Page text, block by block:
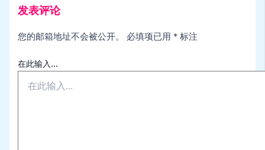
发表评论
您的邮箱地址不会被公开。 必填项已用 * 标注
在此输入...